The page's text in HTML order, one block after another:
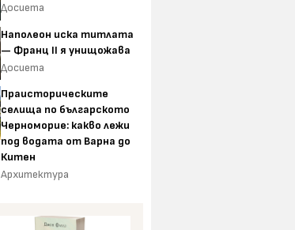
Досиета
Наполеон иска титлата
— Франц II я унищожава
Досиета
Праисторическите
селища по българското
Черноморие: какво лежи
под водата от Варна до
Китен
Архитектура